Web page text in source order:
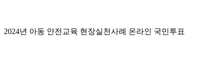
2024년 아동 안전교육 현장실천사례 온라인 국민투표